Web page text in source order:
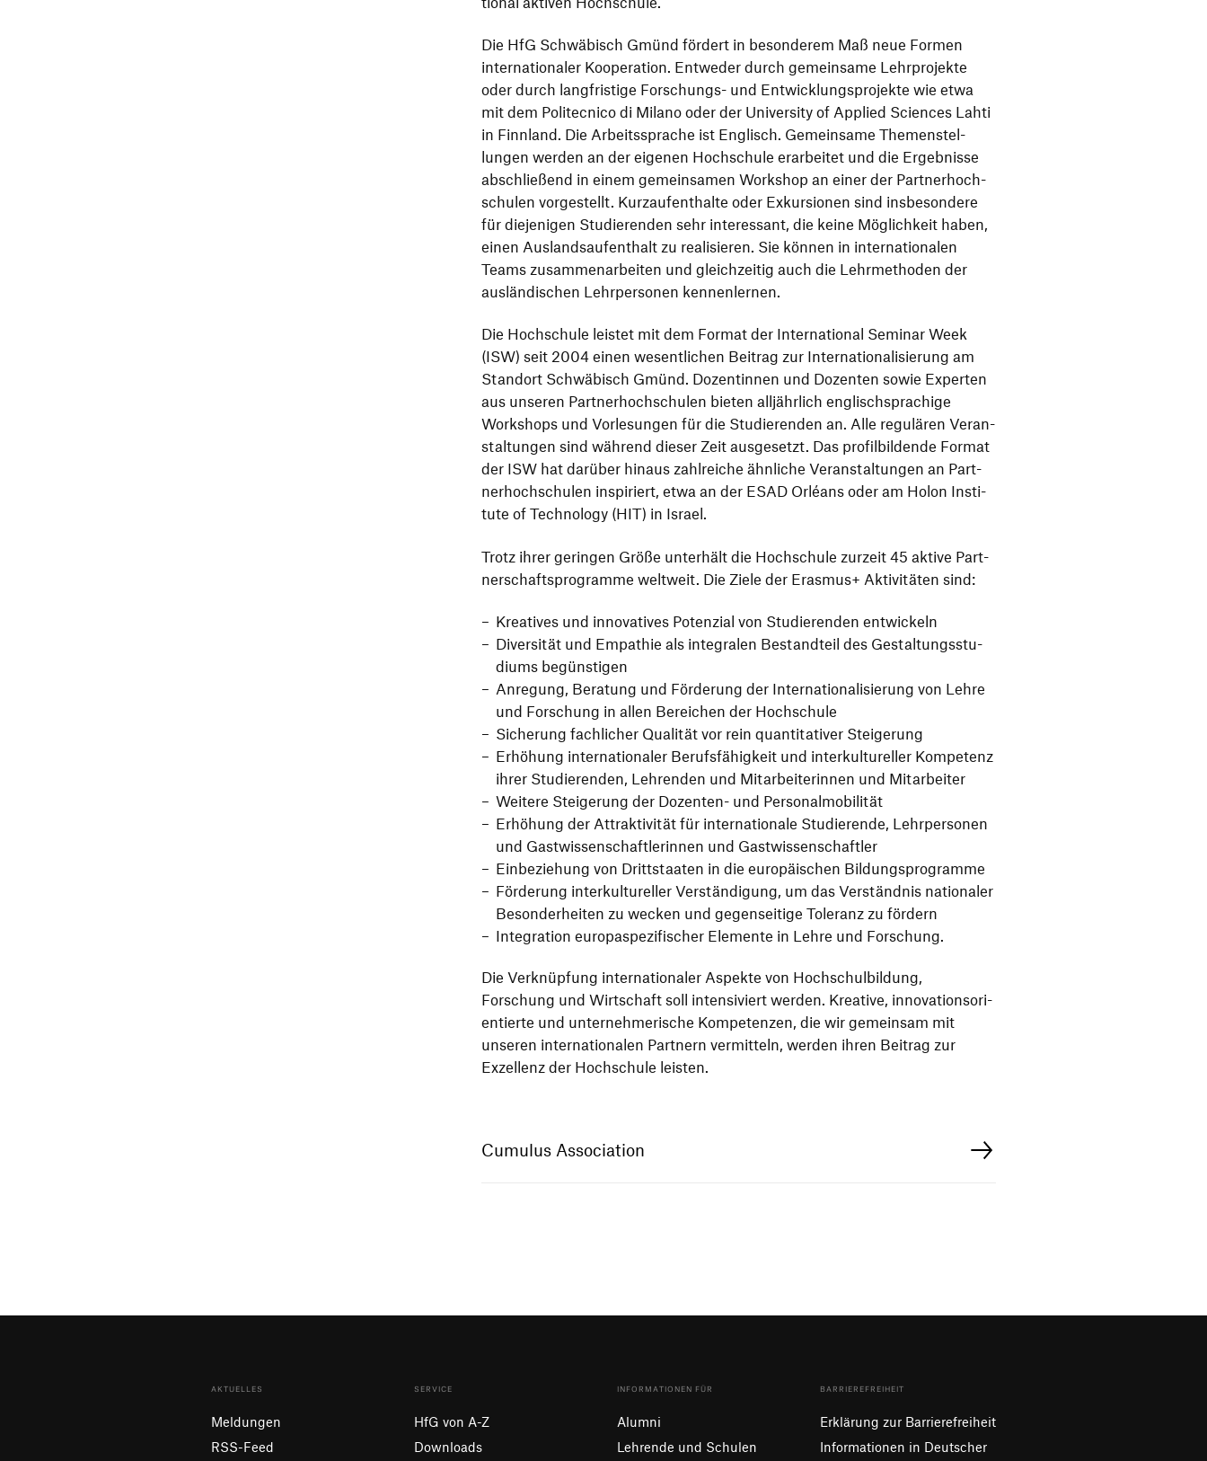
Die HfG Schwä­bisch Gmünd fördert in beson­derem Maß neue Formen
inter­na­tio­naler Koope­ra­tion. Entweder durch gemein­same Lehr­pro­jekte
oder durch lang­fris­tige Forschungs- und Entwick­lungs­pro­jekte wie etwa
mit dem Poli­tec­nico di Milano oder der Univer­sity of Applied Sciences Lahti
in Finn­land. Die Arbeits­sprache ist Englisch. Gemein­same Themen­stel­
lungen werden an der eigenen Hoch­schule erar­beitet und die Ergeb­nisse
abschlie­ßend in einem gemein­samen Work­shop an einer der Part­ner­hoch­
schulen vorge­stellt. Kurz­auf­ent­halte oder Exkur­sionen sind insbe­son­dere
für dieje­nigen Studie­renden sehr inter­es­sant, die keine Möglich­keit haben,
einen Auslands­auf­ent­halt zu reali­sieren. Sie können in inter­na­tio­nalen
Teams zusam­men­ar­beiten und gleich­zeitig auch die Lehr­me­thoden der
auslän­di­schen Lehr­per­sonen kennenlernen.
Die Hoch­schule leistet mit dem Format der Inter­na­tional Seminar Week
(ISW) seit 2004 einen wesent­li­chen Beitrag zur Inter­na­tio­na­li­sie­rung am
Standort Schwä­bisch Gmünd. Dozen­tinnen und Dozenten sowie Experten
aus unseren Part­ner­hoch­schulen bieten alljähr­lich englisch­spra­chige
Work­shops und Vorle­sungen für die Studie­renden an. Alle regu­lären Veran­
stal­tungen sind während dieser Zeit ausge­setzt. Das profil­bil­dende Format
der ISW hat darüber hinaus zahl­reiche ähnliche Veran­stal­tungen an Part­
ner­hoch­schulen inspi­riert, etwa an der ESAD Orléans oder am Holon Insti­
tute of Tech­no­logy (HIT) in Israel.
Trotz ihrer geringen Größe unter­hält die Hoch­schule zurzeit 45 aktive Part­
ner­schafts­pro­gramme welt­weit. Die Ziele der Erasmus+ Akti­vi­täten sind:
Krea­tives und inno­va­tives Poten­zial von Studie­renden entwickeln
Diver­sität und Empa­thie als inte­gralen Bestand­teil des Gestal­tungs­stu­
diums begünstigen
Anre­gung, Bera­tung und Förde­rung der Inter­na­tio­na­li­sie­rung von Lehre
und Forschung in allen Berei­chen der Hochschule
Siche­rung fach­li­cher Qualität vor rein quan­ti­ta­tiver Steigerung
Erhö­hung inter­na­tio­naler Berufs­fä­hig­keit und inter­kul­tu­reller Kompe­tenz
ihrer Studie­renden, Lehrenden und Mitar­bei­te­rinnen und Mitarbeiter
Weitere Stei­ge­rung der Dozenten- und Personalmobilität
Erhö­hung der Attrak­ti­vität für inter­na­tio­nale Studie­rende, Lehr­per­sonen
und Gast­wis­sen­schaft­le­rinnen und Gastwissenschaftler
Einbe­zie­hung von Dritt­staaten in die euro­päi­schen Bildungsprogramme
Förde­rung inter­kul­tu­reller Verstän­di­gung, um das Verständnis natio­naler
Beson­der­heiten zu wecken und gegen­sei­tige Tole­ranz zu fördern
Inte­gra­tion euro­pa­spe­zi­fi­scher Elemente in Lehre und Forschung.
Die Verknüp­fung inter­na­tio­naler Aspekte von Hoch­schul­bil­dung,
Forschung und Wirt­schaft soll inten­si­viert werden. Krea­tive, inno­va­ti­ons­ori­
en­tierte und unter­neh­me­ri­sche Kompe­tenzen, die wir gemeinsam mit
unseren inter­na­tio­nalen Part­nern vermit­teln, werden ihren Beitrag zur
Exzel­lenz der Hoch­schule leisten.
Cumulus Association
AKTUELLES
Meldungen
RSS-Feed
SERVICE
HfG von A-Z
Downloads
INFORMATIONEN FÜR
Alumni
Lehrende und Schulen
BARRIEREFREIHEIT
Erklärung zur Barrierefreiheit
Informationen in Deutscher